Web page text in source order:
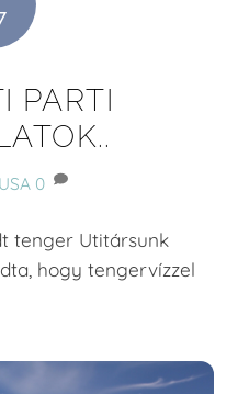
PARTI
USA 0
tenger Utitársunk
hogy tengervízzel